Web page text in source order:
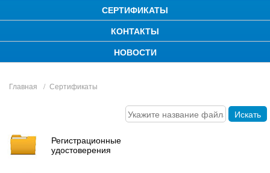
СЕРТИФИКАТЫ
КОНТАКТЫ
НОВОСТИ
Главная Сертификаты
Искать
Регистрационные
удостоверения